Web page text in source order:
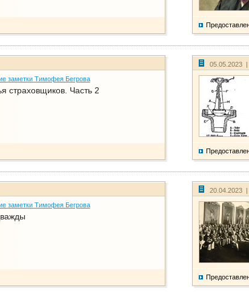
заметки Тимофея Бегрова
страховщиков. Часть 2
05.05.2023
заметки Тимофея Бегрова
20.04.2023